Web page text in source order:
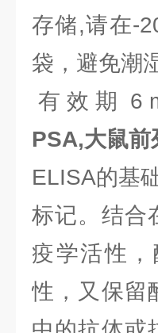
存储,请在-
袋，避免潮
有 效 期 6
PSA,大鼠
ELISA的基
标记。结合
疫学活性
性，又保留